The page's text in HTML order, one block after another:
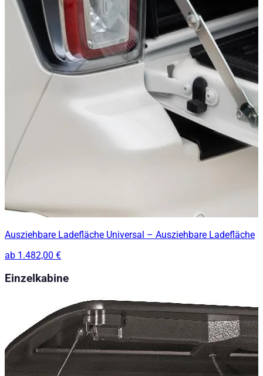
Ausziehbare Ladefläche Universal – Ausziehbare Ladefläche
ab 1.482,00 €
Einzelkabine